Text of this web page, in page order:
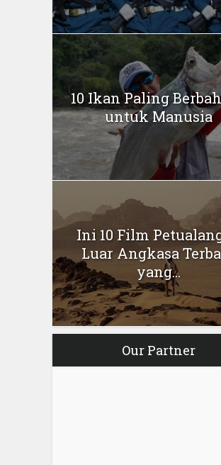
10 Ikan Paling
untuk Manusia
Ini 10 Film
Luar Angkasa
yang...
Our Partner